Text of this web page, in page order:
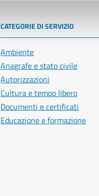
CATEGORIE DI SERVIZIO
Ambiente
Anagrafe e stato civile
Autorizzazioni
Cultura e tempo libero
Documenti e certificati
Educazione e formazione